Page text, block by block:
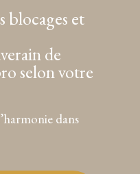
blocages et
de
selon votre
dans